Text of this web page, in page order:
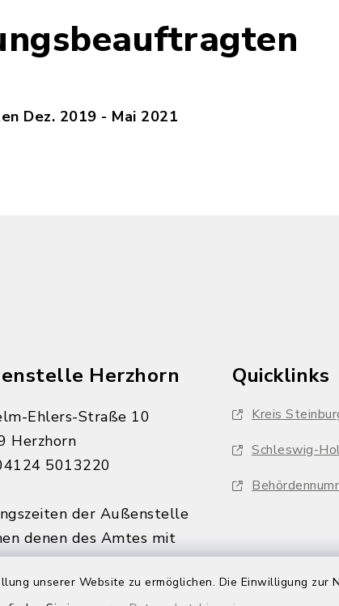
unserer Website zu ermöglichen. Die Einwilligung zur
Dez. 2019 - Mai 2021
Herzhorn
Ehlers-Straße 10
Herzhorn
5013220
der Außenstelle
denen des Amtes mit
Ausnahmen:
von 9:00 - 12:00 Uhr
Quicklinks
Kreis
Schleswig-